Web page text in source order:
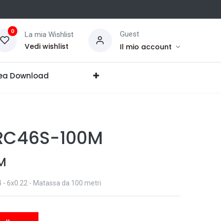
0 La mia Wishlist
Vedi wishlist
Guest
Il mio account
Download
100M
- 6x0.22 - Matassa da 100 metri